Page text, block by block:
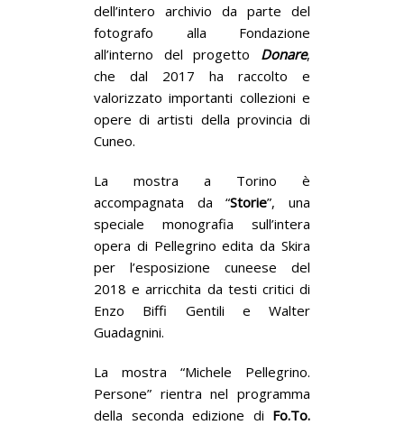
dell’intero archivio da parte del
fotografo alla Fondazione
all’interno del progetto Donare,
che dal 2017 ha raccolto e
valorizzato importanti collezioni e
opere di artisti della provincia di
Cuneo.
La mostra a Torino è
accompagnata da “Storie”, una
speciale monografia sull’intera
opera di Pellegrino edita da Skira
per l’esposizione cuneese del
2018 e arricchita da testi critici di
Enzo Biffi Gentili e Walter
Guadagnini.
La mostra “Michele Pellegrino.
Persone” rientra nel programma
della seconda edizione di Fo.To.